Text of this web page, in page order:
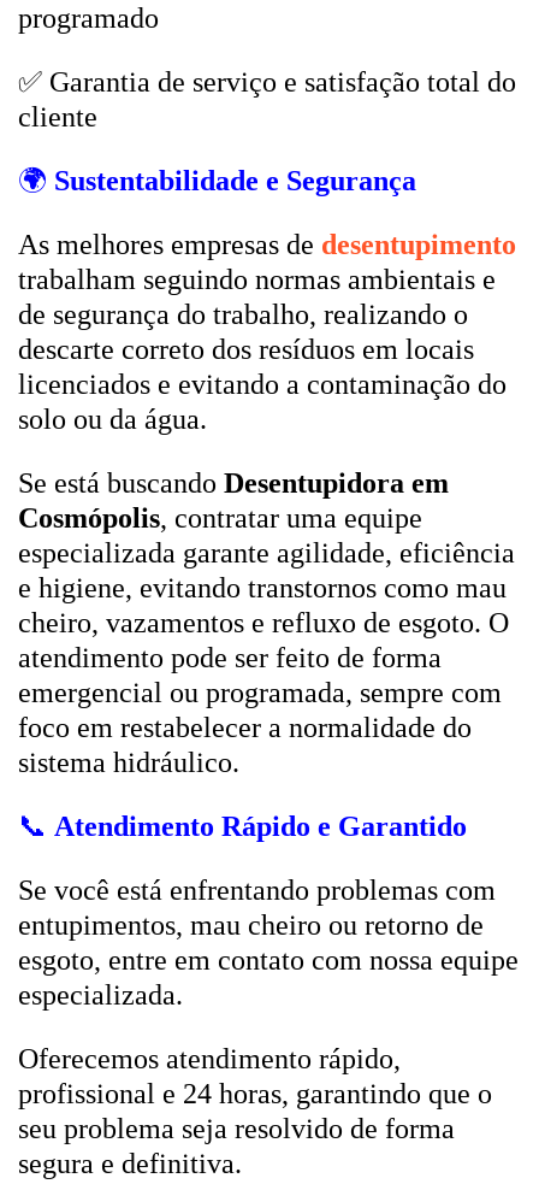
programado
✅ Garantia de serviço e satisfação total do
cliente
🌍 Sustentabilidade e Segurança
As melhores empresas de desentupimento
trabalham seguindo normas ambientais e
de segurança do trabalho, realizando o
descarte correto dos resíduos em locais
licenciados e evitando a contaminação do
solo ou da água.
Se está buscando Desentupidora em
Cosmópolis, contratar uma equipe
especializada garante agilidade, eficiência
e higiene, evitando transtornos como mau
cheiro, vazamentos e refluxo de esgoto. O
atendimento pode ser feito de forma
emergencial ou programada, sempre com
foco em restabelecer a normalidade do
sistema hidráulico.
📞 Atendimento Rápido e Garantido
Se você está enfrentando problemas com
entupimentos, mau cheiro ou retorno de
esgoto, entre em contato com nossa equipe
especializada.
Oferecemos atendimento rápido,
profissional e 24 horas, garantindo que o
seu problema seja resolvido de forma
segura e definitiva.